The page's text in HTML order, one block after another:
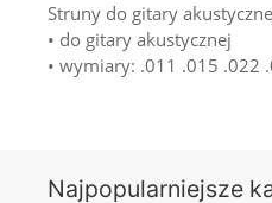
Struny do gitary
• do gitary akustycznej
• wymiary: .011 .015 .022
Najpopularniejsze